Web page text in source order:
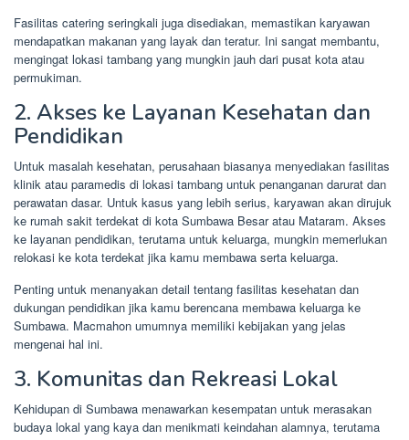
Fasilitas catering seringkali juga disediakan, memastikan karyawan
mendapatkan makanan yang layak dan teratur. Ini sangat membantu,
mengingat lokasi tambang yang mungkin jauh dari pusat kota atau
permukiman.
2. Akses ke Layanan Kesehatan dan
Pendidikan
Untuk masalah kesehatan, perusahaan biasanya menyediakan fasilitas
klinik atau paramedis di lokasi tambang untuk penanganan darurat dan
perawatan dasar. Untuk kasus yang lebih serius, karyawan akan dirujuk
ke rumah sakit terdekat di kota Sumbawa Besar atau Mataram. Akses
ke layanan pendidikan, terutama untuk keluarga, mungkin memerlukan
relokasi ke kota terdekat jika kamu membawa serta keluarga.
Penting untuk menanyakan detail tentang fasilitas kesehatan dan
dukungan pendidikan jika kamu berencana membawa keluarga ke
Sumbawa. Macmahon umumnya memiliki kebijakan yang jelas
mengenai hal ini.
3. Komunitas dan Rekreasi Lokal
Kehidupan di Sumbawa menawarkan kesempatan untuk merasakan
budaya lokal yang kaya dan menikmati keindahan alamnya, terutama